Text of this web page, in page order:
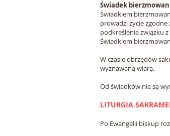
Świadek
Świadkiem
prowadzi życie zgodne
podkreślenia związku
Świadkiem
W czasie obrzędów
wyznawaną wiarą.
Od świadków nie są
LITURGIA
Po Ewangelii biskup